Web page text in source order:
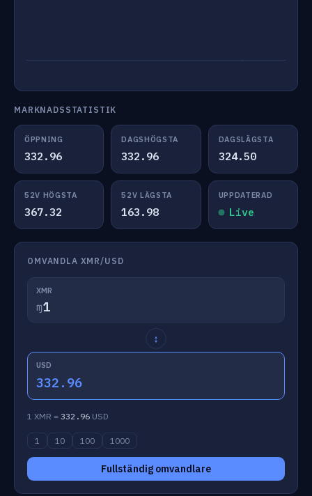
MARKNADSSTATISTIK
ÖPPNING
332.96
DAGSHÖGSTA
332.96
DAGSLÄGSTA
324.50
52V HÖGSTA
367.32
52V LÄGSTA
163.98
UPPDATERAD
Live
OMVANDLA XMR/USD
XMR
ɱ
↕
USD
332.96
1 XMR = 332.96 USD
1 10 100 1000
Fullständig omvandlare